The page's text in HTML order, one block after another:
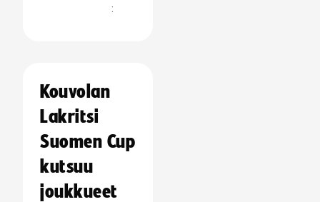
:
Kouvolan
Lakritsi
Suomen Cup
kutsuu
joukkueet